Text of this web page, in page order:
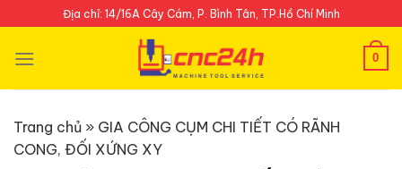
to
content
Địa chỉ: 14/16A Cây Cám, P. Bình Tân, TP.Hồ Chí Minh
0
Trang chủ » GIA CÔNG CỤM CHI TIẾT CÓ RÃNH
CONG, ĐỐI XỨNG XY